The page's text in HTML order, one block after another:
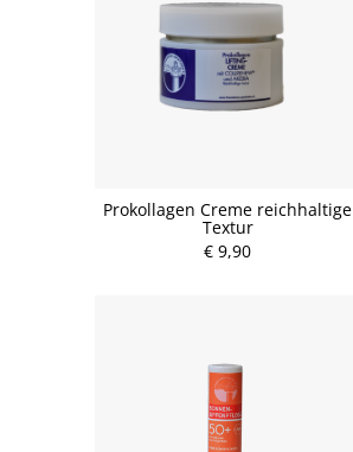
Prokollagen Creme reichhaltige
Textur
€ 9,90